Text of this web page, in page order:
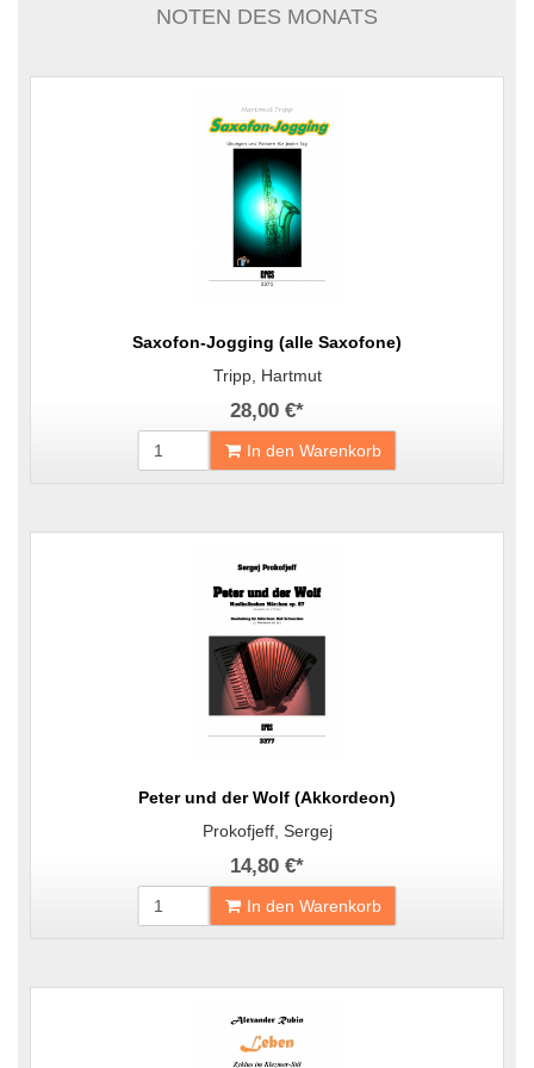
NOTEN DES MONATS
Saxofon-Jogging (alle Saxofone)
Tripp, Hartmut
28,00 €*
In den Warenkorb
Peter und der Wolf (Akkordeon)
Prokofjeff, Sergej
14,80 €*
In den Warenkorb